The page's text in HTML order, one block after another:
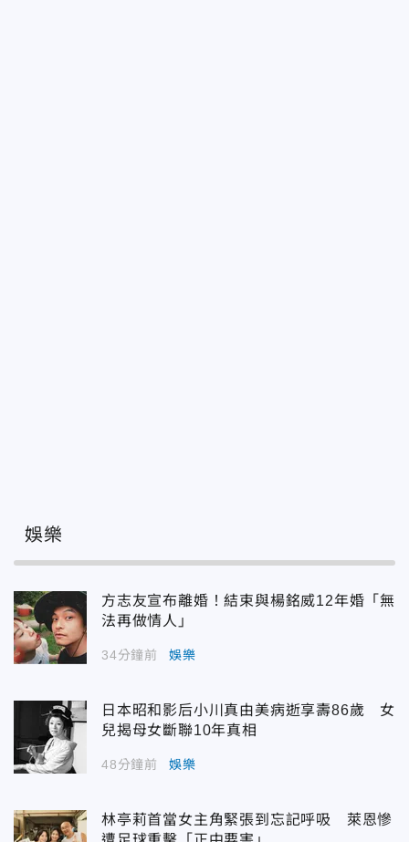
娛樂
方志友宣布離婚！結束與楊銘威12年婚「無
法再做情人」
34分鐘前 娛樂
日本昭和影后小川真由美病逝享壽86歲 女
兒揭母女斷聯10年真相
48分鐘前 娛樂
林亭莉首當女主角緊張到忘記呼吸 萊恩慘